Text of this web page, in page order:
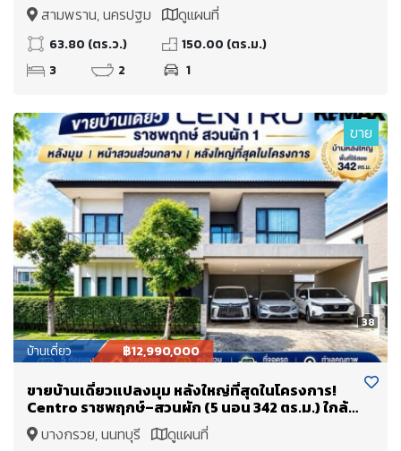
สามพราน, นครปฐม
ดูแผนที่
63.80 (ตร.ว.)
150.00 (ตร.ม.)
3
2 1
38
ขาย
บ้านเดี่ยว ฿12,990,000
ขายบ้านเดี่ยวแปลงมุม หลังใหญ่ที่สุดในโครงการ!
Centro ราชพฤกษ์–สวนผัก (5 นอน 342 ตร.ม.) ใกล้
ทางด่วนศรีรัช แค่ 5 นาที
บางกรวย, นนทบุรี ดูแผนที่